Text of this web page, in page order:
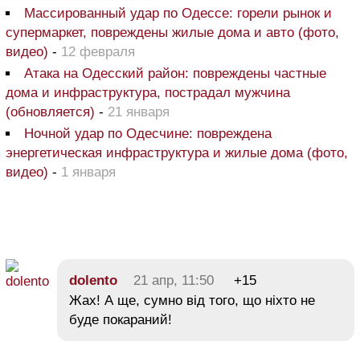
Массированный удар по Одессе: горели рынок и
супермаркет, повреждены жилые дома и авто (фото,
видео) - 12 февраля
Атака на Одесский район: повреждены частные
дома и инфраструктура, пострадал мужчина
(обновляется) - 21 января
Ночной удар по Одесчине: повреждена
энергетическая инфраструктура и жилые дома (фото,
видео) - 1 января
dolento 21 апр, 11:50
+15
Жах! А ще, сумно від того, що ніхто не
буде покараний!